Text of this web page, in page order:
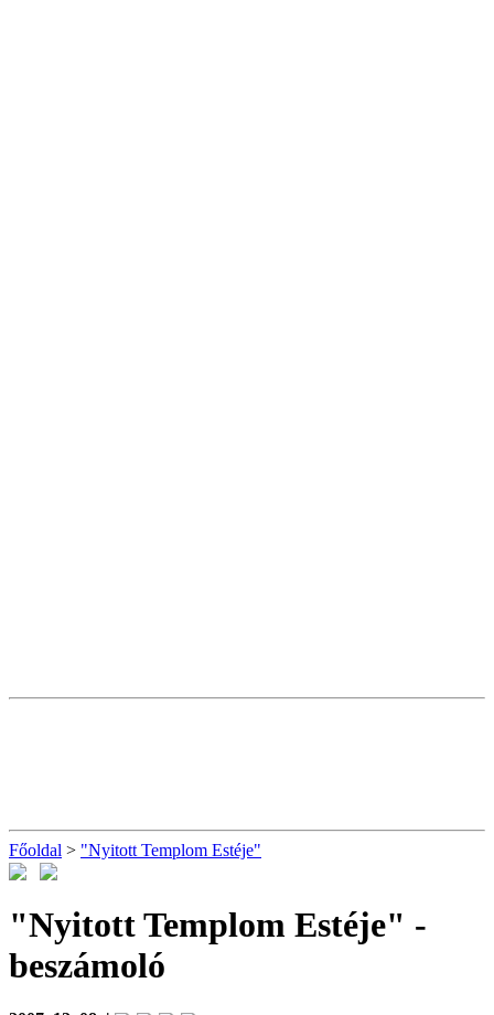
Főoldal > "Nyitott Templom Estéje"
"Nyitott Templom Estéje" -
beszámoló